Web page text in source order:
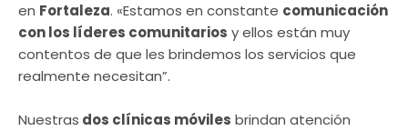
en Fortaleza. «Estamos en constante comunicación
con los líderes comunitarios y ellos están muy
contentos de que les brindemos los servicios que
realmente necesitan”.
Nuestras dos clínicas móviles brindan atención